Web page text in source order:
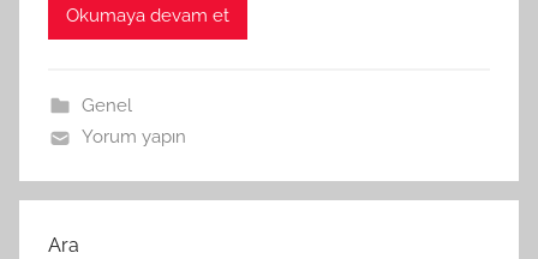
Okumaya devam et
Genel
Yorum yapın
Ara